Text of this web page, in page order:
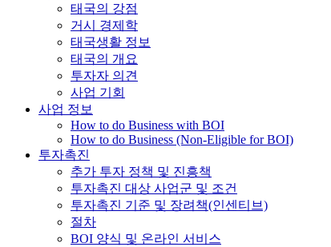
태국의 강점
거시 경제학
태국생활 정보
태국의 개요
투자자 의견
사업 기회
사업 정보
How to do Business with BOI
How to do Business (Non-Eligible for BOI)
투자촉진
추가 투자 정책 및 진흥책
투자촉진 대상 사업군 및 조건
투자촉진 기준 및 장려책(인센티브)
절차
BOI 양식 및 온라인 서비스